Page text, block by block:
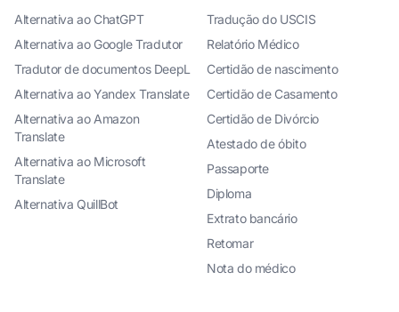
Alternativa ao ChatGPT
Alternativa ao Google Tradutor
Tradutor de documentos DeepL
Alternativa ao Yandex Translate
Alternativa ao Amazon
Translate
Alternativa ao Microsoft
Translate
Alternativa QuillBot
Tradução do USCIS
Relatório Médico
Certidão de nascimento
Certidão de Casamento
Certidão de Divórcio
Atestado de óbito
Passaporte
Diploma
Extrato bancário
Retomar
Nota do médico